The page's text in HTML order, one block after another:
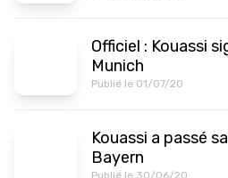
Officiel : Kouassi
Munich
Publié le 01/07/20
Kouassi a passé
Bayern
Publié le 30/06/20